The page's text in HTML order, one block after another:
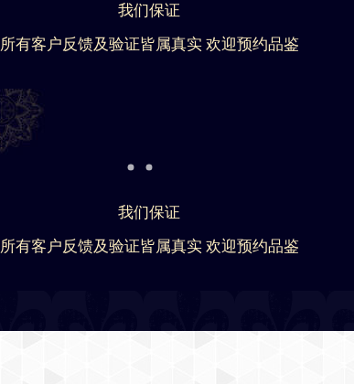
我们保证
所有客户反馈及验证皆属真实 欢迎预约品鉴
我们保证
所有客户反馈及验证皆属真实 欢迎预约品鉴